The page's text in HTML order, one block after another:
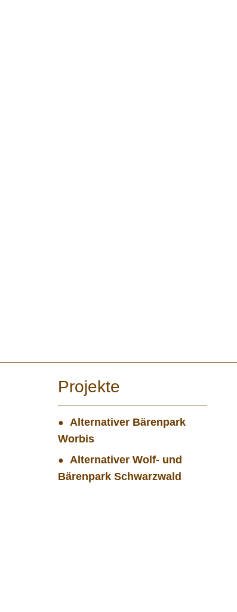
Projekte
Alternativer Bärenpark
Worbis
Alternativer Wolf- und
Bärenpark Schwarzwald